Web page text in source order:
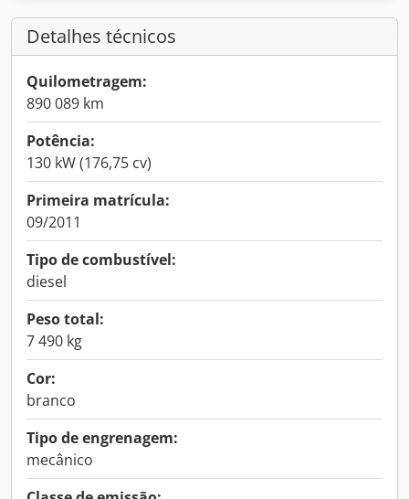
Detalhes técnicos
Quilometragem:
890 089 km
Potência:
130 kW (176,75 cv)
Primeira matrícula:
09/2011
Tipo de combustível:
diesel
Peso total:
7 490 kg
Cor:
branco
Tipo de engrenagem:
mecânico